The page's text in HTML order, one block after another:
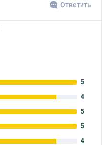
Ответить
5
4
5
5
4